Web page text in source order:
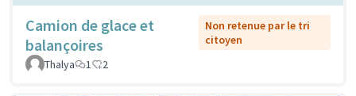
Camion de glace et
balançoires
Non retenue par le tri
citoyen
Thalya
1 2